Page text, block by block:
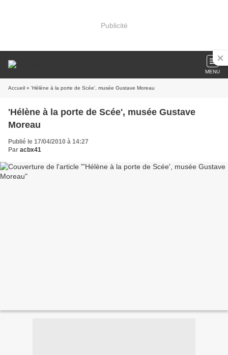
Publicité
MENU
Accueil » 'Hélène à la porte de Scée', musée Gustave Moreau
'Hélène à la porte de Scée', musée Gustave
Moreau
Publié le 17/04/2010 à 14:27
Par acbx41